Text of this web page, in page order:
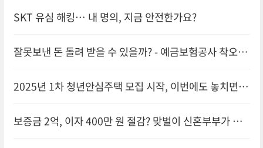
SKT 유심 해킹… 내 명의, 지금 안전한가요?
잘못보낸 돈 돌려 받을 수 있을까? - 예금보험공사 착오송
2025년 1차 청년안심주택 모집 시작, 이번에도 놓치면 1
보증금 2억, 이자 400만 원 절감? 맞벌이 신혼부부가 선